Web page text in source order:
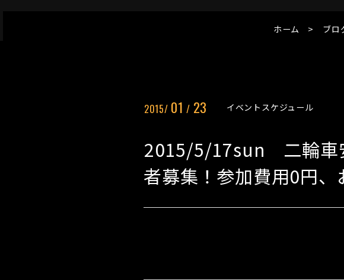
ホーム ブロ
2015/5/17sun 二輪車
者募集！参加費用0円、
2015/ 01 / 23 イベントスケジュール